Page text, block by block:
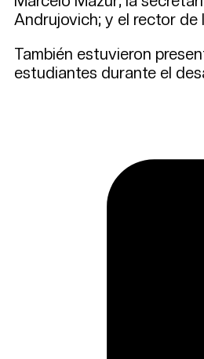
Andrujovich; y el rector de
También estuvieron
estudiantes durante el